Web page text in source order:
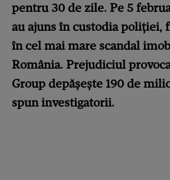
pentru 30 de zile. Pe 5
au ajuns în custodia poliției,
în cel mai mare scandal
România. Prejudiciul
Group depășește 190 de
spun investigatorii.